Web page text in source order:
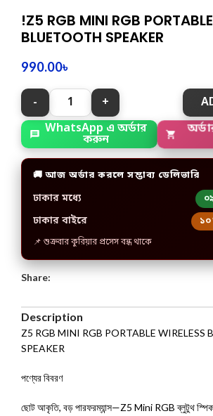
!Z5 RGB MINI RGB
BLUETOOTH SPEAKER
990.00৳
WhatsApp এ অর্ডার
করুন
🚚 আজ অর্ডার করলে সম্ভাব্য ডেলিভারি
ঢাকার মধ্যে
ঢাকার বাইরে
📌 শুক্রবার কুরিয়ার প্রসেস বন্ধ থাকে
Share:
Description
Z5 RGB MINI RGB PORTABLE WIRELESS
SPEAKER
পণ্যের বিবরণ
ছোট আকৃতি, বড় পারফরম্যান্স—Z5 Mini RGB ব্লুটুথ